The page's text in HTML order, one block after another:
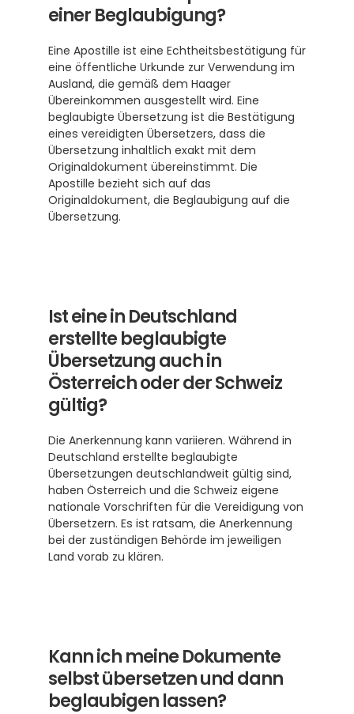
einer Beglaubigung?
Eine Apostille ist eine Echtheitsbestätigung für
eine öffentliche Urkunde zur Verwendung im
Ausland, die gemäß dem Haager
Übereinkommen ausgestellt wird. Eine
beglaubigte Übersetzung ist die Bestätigung
eines vereidigten Übersetzers, dass die
Übersetzung inhaltlich exakt mit dem
Originaldokument übereinstimmt. Die
Apostille bezieht sich auf das
Originaldokument, die Beglaubigung auf die
Übersetzung.
Ist eine in Deutschland
erstellte beglaubigte
Übersetzung auch in
Österreich oder der Schweiz
gültig?
Die Anerkennung kann variieren. Während in
Deutschland erstellte beglaubigte
Übersetzungen deutschlandweit gültig sind,
haben Österreich und die Schweiz eigene
nationale Vorschriften für die Vereidigung von
Übersetzern. Es ist ratsam, die Anerkennung
bei der zuständigen Behörde im jeweiligen
Land vorab zu klären.
Kann ich meine Dokumente
selbst übersetzen und dann
beglaubigen lassen?